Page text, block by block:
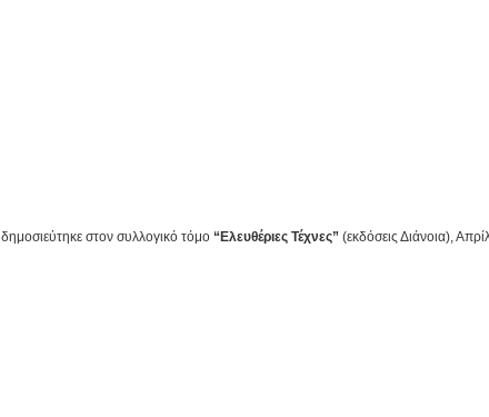
δημοσιεύτηκε στον συλλογικό τόμο “Ελευθέριες Τέχνες” (εκδόσεις Διάνοια),